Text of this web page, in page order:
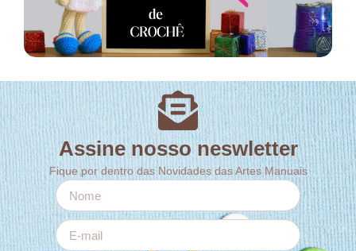
Assine nosso neswletter
Fique por dentro das Novidades das Artes Manuais